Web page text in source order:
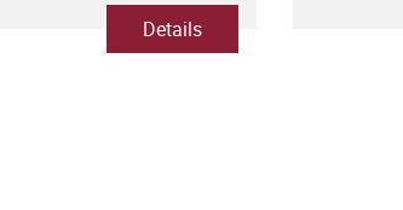
Details